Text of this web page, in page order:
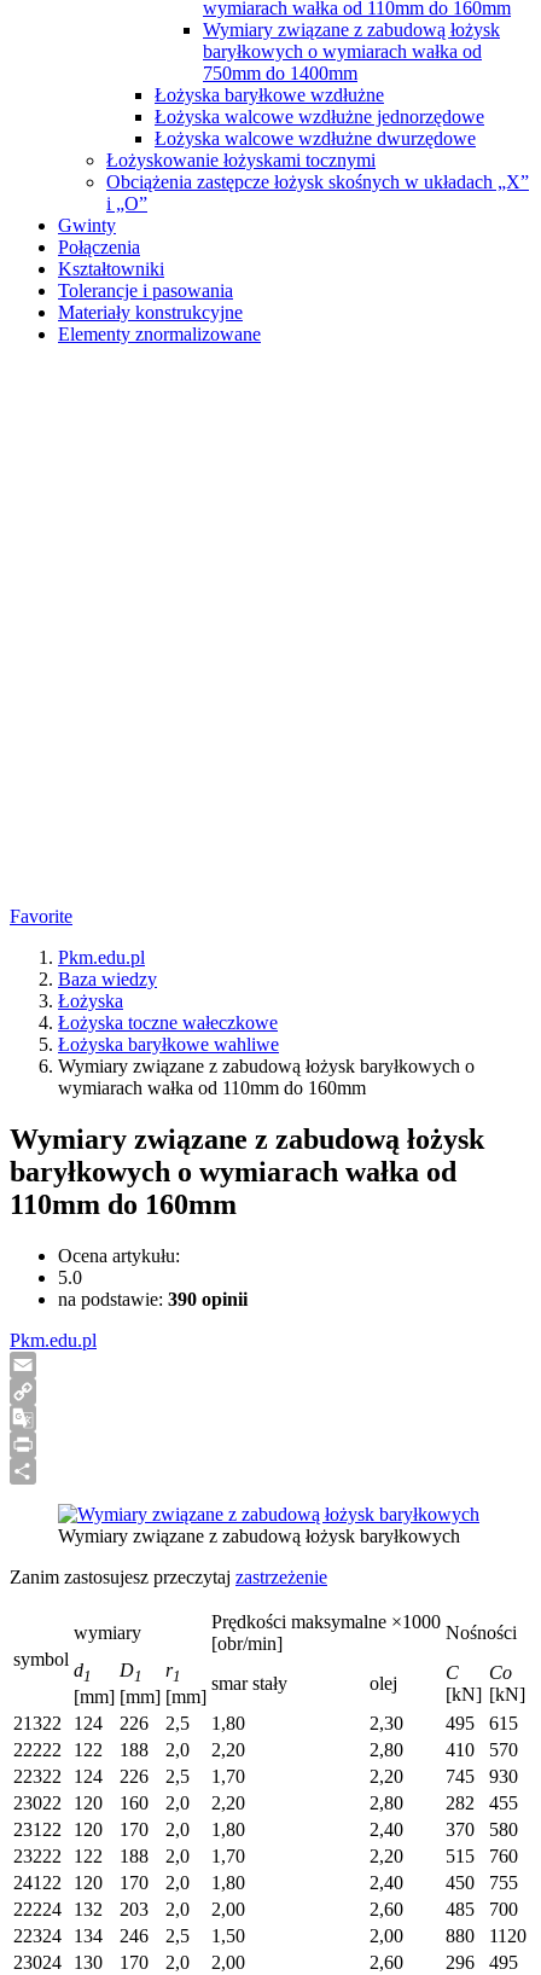
wymiarach wałka od 110mm do 160mm
Wymiary związane z zabudową łożysk
baryłkowych o wymiarach wałka od
750mm do 1400mm
Łożyska baryłkowe wzdłużne
Łożyska walcowe wzdłużne jednorzędowe
Łożyska walcowe wzdłużne dwurzędowe
Łożyskowanie łożyskami tocznymi
Obciążenia zastępcze łożysk skośnych w układach „X”
i „O”
Gwinty
Połączenia
Kształtowniki
Tolerancje i pasowania
Materiały konstrukcyjne
Elementy znormalizowane
Favorite
Pkm.edu.pl
Baza wiedzy
Łożyska
Łożyska toczne wałeczkowe
Łożyska baryłkowe wahliwe
Wymiary związane z zabudową łożysk baryłkowych o
wymiarach wałka od 110mm do 160mm
Wymiary związane z zabudową łożysk
baryłkowych o wymiarach wałka od
110mm do 160mm
Ocena artykułu:
5.0
na podstawie: 390 opinii
Pkm.edu.pl
Email
Copy
Link
Google
Translate
Print
Wymiary związane z zabudową łożysk baryłkowych
Zanim zastosujesz przeczytaj zastrzeżenie
symbol
wymiary
Prędkości maksymalne ×1000
[obr/min]
Nośności
d1
[mm]
D1
[mm]
r1
[mm]
smar stały olej
C
[kN]
Co
[kN]
21322
124 226 2,5 1,80 2,30 495
615
22222
122 188 2,0 2,20 2,80 410
570
22322
124 226 2,5 1,70 2,20 745
930
23022
120 160 2,0 2,20 2,80 282
455
23122
120 170 2,0 1,80 2,40 370
580
23222
122 188 2,0 1,70 2,20 515
760
24122
120 170 2,0 1,80 2,40 450
755
22224
132 203 2,0 2,00 2,60 485
700
22324
134 246 2,5 1,50 2,00 880
1120
23024
130 170 2,0 2,00 2,60 296
495